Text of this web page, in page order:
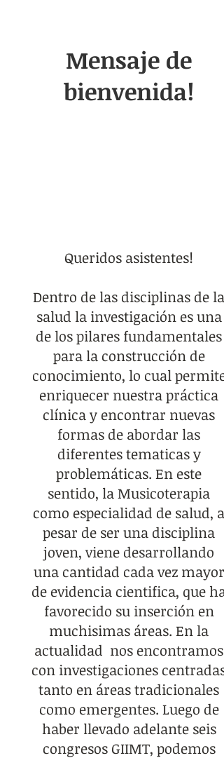
Mensaje de
bienvenida!
Queridos asistentes!
Dentro de las disciplinas de la
salud la investigación es una
de los pilares fundamentales
para la construcción de
conocimiento, lo cual permite
enriquecer nuestra práctica
clínica y encontrar nuevas
formas de abordar las
diferentes tematicas y
problemáticas. En este
sentido, la Musicoterapia
como especialidad de salud, a
pesar de ser una disciplina
joven, viene desarrollando
una cantidad cada vez mayor
de evidencia cientifica, que ha
favorecido su inserción en
muchisimas áreas. En la
actualidad nos encontramos
con investigaciones centradas
tanto en áreas tradicionales
como emergentes. Luego de
haber llevado adelante seis
congresos GIIMT, podemos